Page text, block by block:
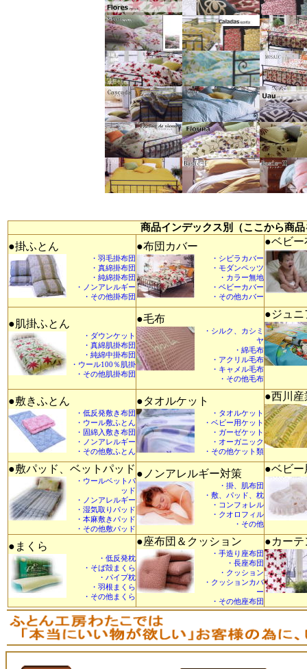
商品インデックス別（ここから商
●掛ふとん
・羽毛掛布団
・真綿掛布団
・純綿掛布団
・ノンアレルギー
・その他掛布団
●布団カバー
・シビラカバー
・モダンペッツ
・カラー無地
・ベビーカバー
・その他カバー
●ベビー
●肌掛ふとん
・ダウンケット
・真綿肌掛布団
・純綿中掛布団
・ウール100％肌掛
・その他肌掛布団
●毛布
・シルク、カシミ
ヤ
・綿毛布
・アクリル毛布
・キャメル毛布
・その他毛布
●ジュニ
●敷きふとん
・低反発敷き布団
・ウール敷ふとん
・固綿入敷き布団
・ノンアレルギー
・その他敷ふとん
●タオルケット
・タオルケット
・ベビー用ケット
・ガーゼケット
・オーガニック
・その他ケット類
●西川産
●敷パッド、ベットパッド
・ウールベットパ
ッド
・ノンアレルギー
・湿気取りパッド
・本麻敷きパッド
・その他敷パッド
●ノンアレルギー対策
・掛、肌布団
・敷、パッド、枕
・コンフォレル
・クオロフィル
・その他
●ベビー
●まくら
・低反発枕
・そば殻まくら
・パイプ枕
・羽根まくら
・その他まくら
●座布団＆クッション
・手造り座布団
・長座布団
・クッション
・クッションカバ
ー
・その他座布団
●カーテ